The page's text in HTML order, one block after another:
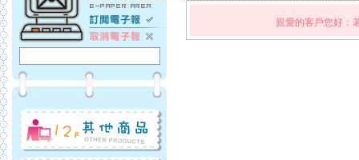
親愛的客戶您好：